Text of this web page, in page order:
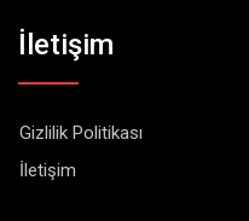
İletişim
Gizlilik Politikası
İletişim